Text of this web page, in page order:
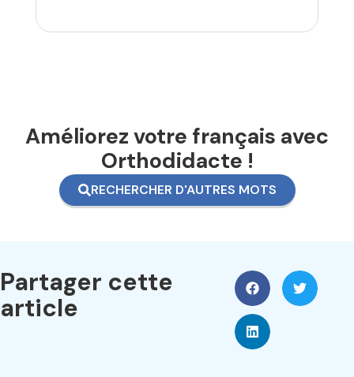
Améliorez votre français avec
Orthodidacte !
RECHERCHER D'AUTRES MOTS
Partager cette
article